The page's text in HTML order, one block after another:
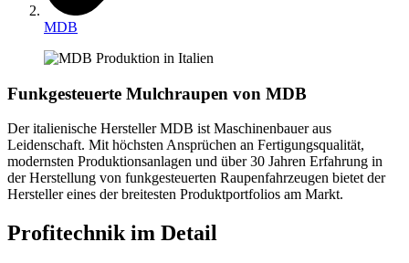
MDB
Funkgesteuerte Mulchraupen von MDB
Der italienische Hersteller MDB ist Maschinenbauer aus
Leidenschaft. Mit höchsten Ansprüchen an Fertigungsqualität,
modernsten Produktionsanlagen und über 30 Jahren Erfahrung in
der Herstellung von funkgesteuerten Raupenfahrzeugen bietet der
Hersteller eines der breitesten Produktportfolios am Markt.
Profitechnik im Detail